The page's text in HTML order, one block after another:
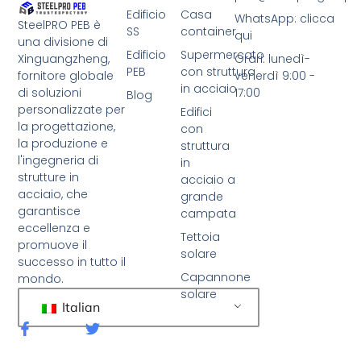
SteelPRO PEB è
una divisione di
Xinguangzheng,
fornitore globale
di soluzioni
personalizzate per
la progettazione,
la produzione e
l'ingegneria di
strutture in
acciaio, che
garantisce
eccellenza e
promuove il
successo in tutto il
mondo.
Italian
F
a
C
Casa
container
Supermercato
con struttura
in acciaio
Edifici
con
struttura
in
acciaio a
grande
campata
Tettoia
solare
Capannone
solare
Edificio
SS
Edificio
PEB
Blog
WhatsApp: clicca
qui
Orari: lunedì-
venerdì 9:00 -
17:00